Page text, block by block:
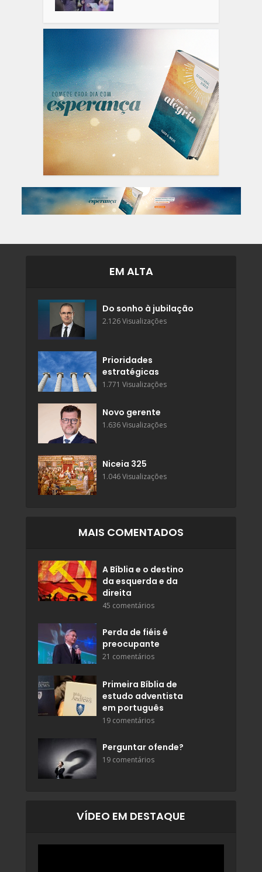
EM ALTA
Do sonho à jubilação
2.126 Visualizações
Prioridades
estratégicas
1.771 Visualizações
Novo gerente
1.636 Visualizações
Niceia 325
1.046 Visualizações
MAIS COMENTADOS
A Bíblia e o destino
da esquerda e da
direita
45 comentários
Perda de fiéis é
preocupante
21 comentários
Primeira Bíblia de
estudo adventista
em português
19 comentários
Perguntar ofende?
19 comentários
VÍDEO EM DESTAQUE